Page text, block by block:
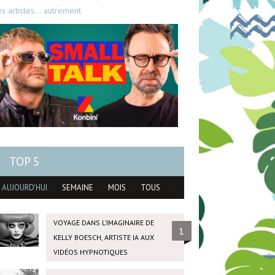
artistes… autrement
TOP 5
AUJOURD'HUI SEMAINE MOIS TOUS
VOYAGE DANS L’IMAGINAIRE DE
KELLY BOESCH, ARTISTE IA AUX
VIDÉOS HYPNOTIQUES
1